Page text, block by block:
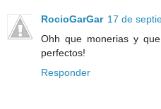
RocioGarGar 17 de
Ohh que monerias y
perfectos!
Responder